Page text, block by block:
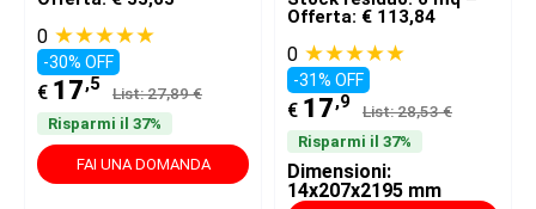
0 ★★★★★
-30% OFF
€ 17,5 List: 27,89 €
Risparmi il 37%
FAI UNA DOMANDA
Offerta: € 113,84
0 ★★★★★
-31% OFF
€ 17,9 List: 28,53 €
Risparmi il 37%
Dimensioni:
14x207x2195 mm